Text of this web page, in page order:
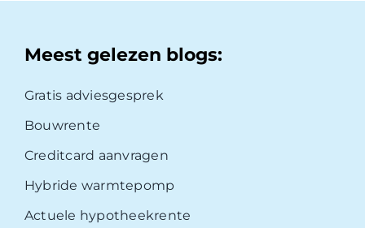
Meest gelezen blogs:
Gratis adviesgesprek
Bouwrente
Creditcard aanvragen
Hybride warmtepomp
Actuele hypotheekrente